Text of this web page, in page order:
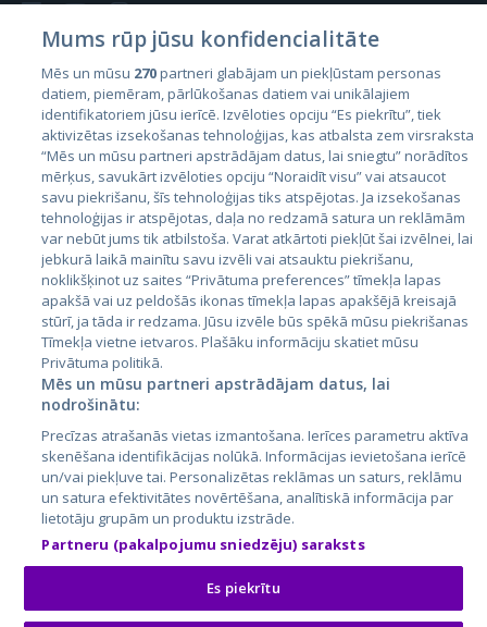
Страны
Эстония
Латвия
Литва
City24.lv
City24.ee
GetaPro.lv
GetaPro.ee
Skelbiu.lt
Autoplius.lt
Aruodas.lt
Kainos.lt
Paslaugos.lt
auto24.ee
KV.ee
Osta.ee
KuldneBörs.ee
Mums rūp jūsu konfidencialitāte
Mēs un mūsu 270partneri glabājam un piekļūstam personas
datiem, piemēram, pārlūkošanas datiem vai unikālajiem
identifikatoriem jūsu ierīcē. Izvēloties opciju “Es piekrītu”, tiek
aktivizētas izsekošanas tehnoloģijas, kas atbalsta zem virsraksta
“Mēs un mūsu partneri apstrādājam datus, lai sniegtu” norādītos
mērķus, savukārt izvēloties opciju “Noraidīt visu” vai atsaucot
savu piekrišanu, šīs tehnoloģijas tiks atspējotas. Ja izsekošanas
tehnoloģijas ir atspējotas, daļa no redzamā satura un reklāmām
var nebūt jums tik atbilstoša. Varat atkārtoti piekļūt šai izvēlnei, lai
jebkurā laikā mainītu savu izvēli vai atsauktu piekrišanu,
noklikšķinot uz saites “Privātuma preferences” tīmekļa lapas
apakšā vai uz peldošās ikonas tīmekļa lapas apakšējā kreisajā
stūrī, ja tāda ir redzama. Jūsu izvēle būs spēkā mūsu piekrišanas
Tīmekļa vietne ietvaros. Plašāku informāciju skatiet mūsu
Privātuma politikā.
Mēs un mūsu partneri apstrādājam datus, lai
nodrošinātu:
Precīzas atrašanās vietas izmantošana. Ierīces parametru aktīva
skenēšana identifikācijas nolūkā. Informācijas ievietošana ierīcē
un/vai piekļuve tai. Personalizētas reklāmas un saturs, reklāmu
un satura efektivitātes novērtēšana, analītiskā informācija par
lietotāju grupām un produktu izstrāde.
Partneru (pakalpojumu sniedzēju) saraksts
Es piekrītu